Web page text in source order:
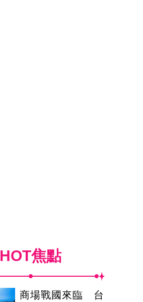
HOT焦點
商場戰國來臨 台